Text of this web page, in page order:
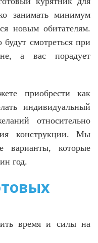
занимать минимум
новым обитателям.
смотреться при
а вас порадует
приобрести как
индивидуальный
относительно
конструкции. Мы
варианты, которые
год.
время и силы на